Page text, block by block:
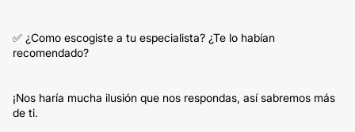
✅ ¿Como escogiste a tu especialista? ¿Te lo habían
recomendado?
¡Nos haría mucha ilusión que nos respondas, así sabremos más
de ti.